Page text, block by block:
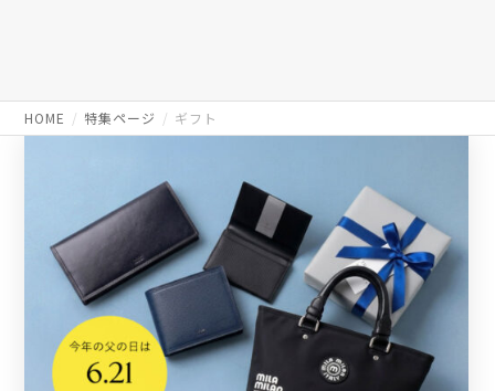
HOME 特集ページ ギフト